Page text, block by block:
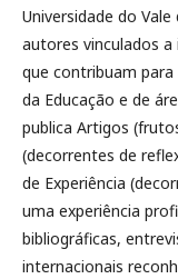
Universidade do
autores vinculados
que contribuam
da Educação e de
publica Artigos
(decorrentes de
de Experiência
uma experiência
bibliográficas,
internacionais